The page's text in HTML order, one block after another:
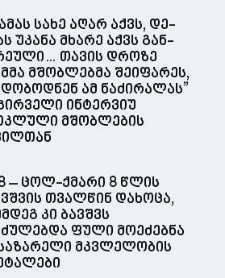
სახე აღარ აქვს, დე­
უკა­ნა მხა­რე აქვს გან­
თავის დროზე
მშობლებმა შეიფარეს,
ამ ნაძირალას”
ინტერვიუ
მშობლების
– ცოლ-ქმარი 8 წლის
თვალწინ დახოცა,
კი ბავშვს
ფული მოეძებნა
მკვლელობის